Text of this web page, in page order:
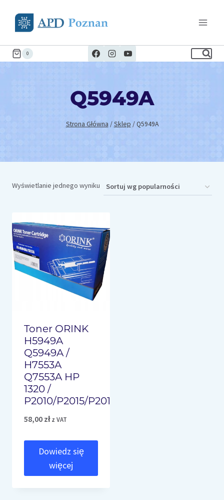
0
Q5949A
Strona Główna / Sklep / Q5949A
Wyświetlanie jednego wyniku
Toner ORINK
H5949A
Q5949A /
H7553A
Q7553A HP
1320 /
P2010/P2015/P2014/M2727
58,00 zł z VAT
Dowiedz się
więcej